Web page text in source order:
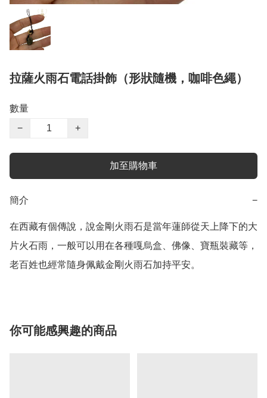
拉薩火雨石電話掛飾（形狀隨機，咖啡色繩）
數量
−
+
加至購物車
簡介 −
在西藏有個傳說，說金剛火雨石是當年蓮師從天上降下的大
片火石雨，一般可以用在各種嘎烏盒、佛像、寶瓶裝藏等，
老百姓也經常隨身佩戴金剛火雨石加持平安。
你可能感興趣的商品